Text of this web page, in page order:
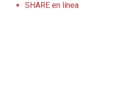
SHARE en línea